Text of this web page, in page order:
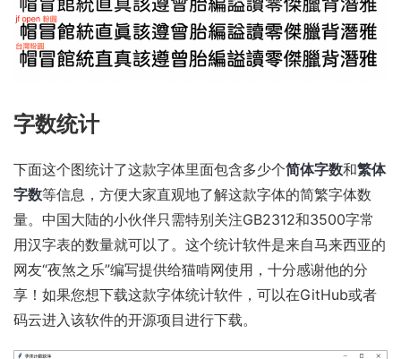
字数统计
下面这个图统计了这款字体里面包含多少个简体字数和繁体
字数等信息，方便大家直观地了解这款字体的简繁字体数
量。中国大陆的小伙伴只需特别关注GB2312和3500字常
用汉字表的数量就可以了。这个统计软件是来自马来西亚的
网友“夜煞之乐”编写提供给猫啃网使用，十分感谢他的分
享！如果您想下载这款字体统计软件，可以在GitHub或者
码云进入该软件的开源项目进行下载。